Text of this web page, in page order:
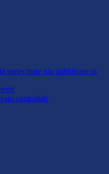
partecipate (da pubblicare in
controllati